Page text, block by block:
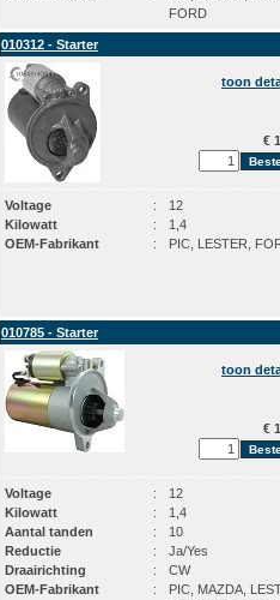
FORD
010312 - Starter
toon
€
Voltage :
12
Kilowatt
:
1,4
OEM-Fabrikant
: PIC, LESTER,
010785 - Starter
toon
€
Voltage :
12
Kilowatt
:
1,4
Aantal tanden
:
10
Reductie
:
Ja/Yes
Draairichting
:
CW
OEM-Fabrikant
:
PIC, MAZDA,